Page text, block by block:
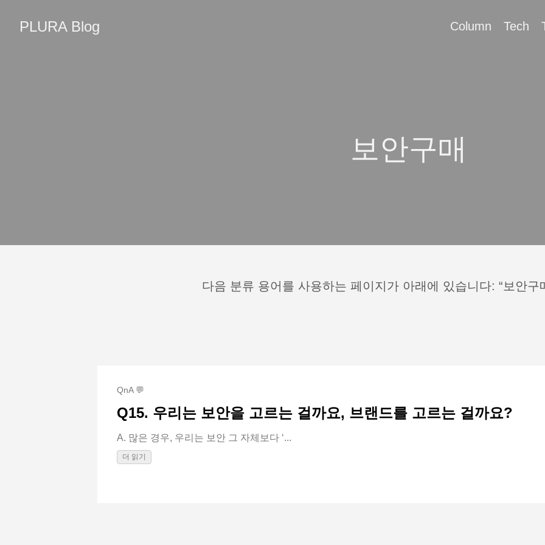
PLURA Blog Column Tech
보안구매
다음 분류 용어를 사용하는 페이지가 아래에 있습니다: “보안구
QnA 💬
Q15. 우리는 보안을 고르는 걸까요, 브랜드를 고르는 걸까요?
A. 많은 경우, 우리는 보안 그 자체보다 ‘...
더 읽기